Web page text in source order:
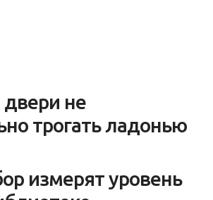
двери не
трогать ладонью
измерят уровень